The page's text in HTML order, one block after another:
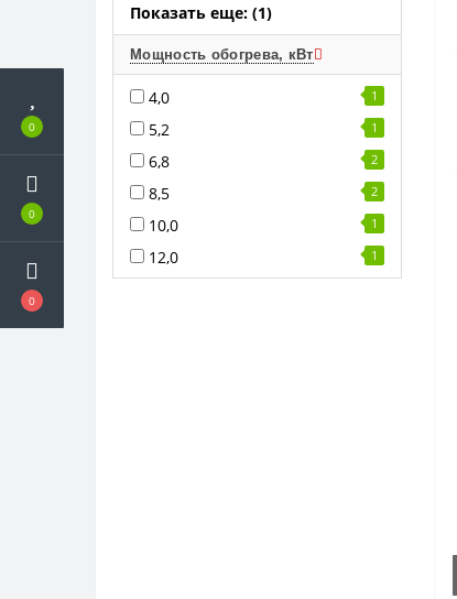
0
0
0
Показать еще: (1)
Мощность обогрева, кВт
4,0 1
5,2 1
6,8 2
8,5 2
10,0 1
12,0 1